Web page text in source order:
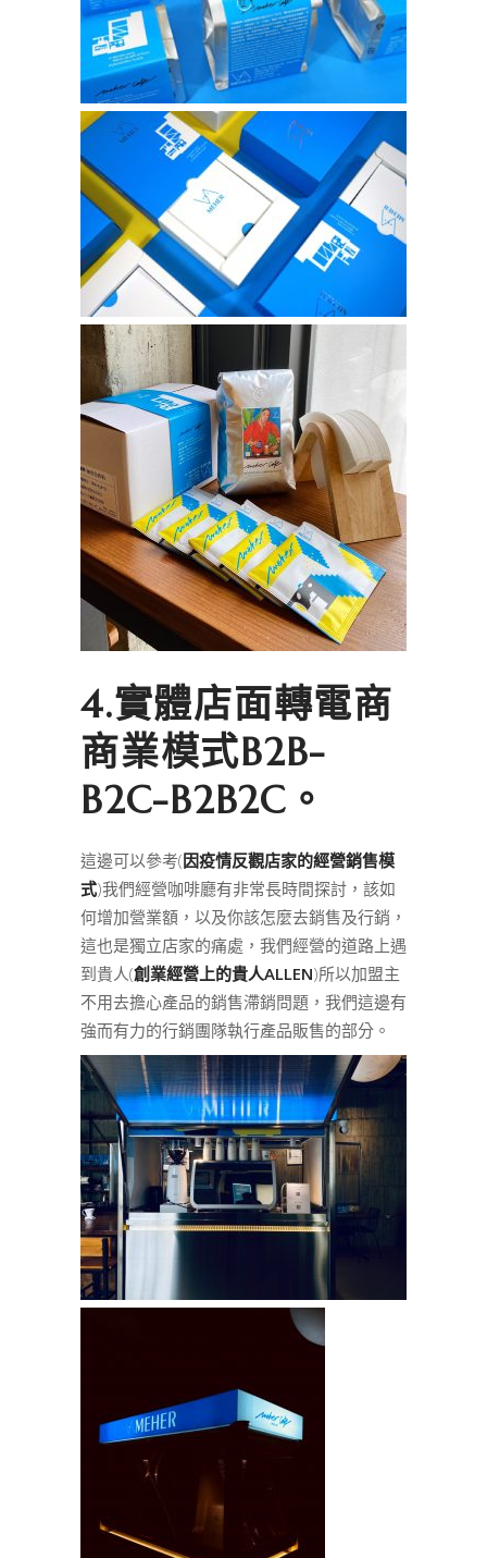
4.實體店面轉電商
商業模式B2B-
B2C-B2B2C。
這邊可以參考(因疫情反觀店家的經營銷售模
式)我們經營咖啡廳有非常長時間探討，該如
何增加營業額，以及你該怎麼去銷售及行銷，
這也是獨立店家的痛處，我們經營的道路上遇
到貴人(創業經營上的貴人ALLEN)所以加盟主
不用去擔心產品的銷售滯銷問題，我們這邊有
強而有力的行銷團隊執行產品販售的部分。